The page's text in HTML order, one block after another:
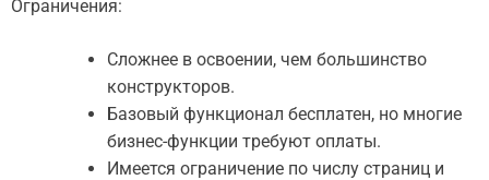
Ограничения:
Сложнее в освоении, чем большинство
конструкторов.
Базовый функционал бесплатен, но многие
бизнес-функции требуют оплаты.
Имеется ограничение по числу страниц и